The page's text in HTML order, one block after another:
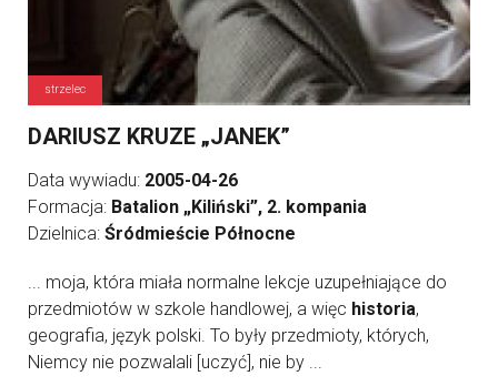
strzelec
DARIUSZ KRUZE „JANEK”
Data wywiadu: 2005-04-26
Formacja: Batalion „Kiliński”, 2. kompania
Dzielnica: Śródmieście Północne
... moja, która miała normalne lekcje uzupełniające do
przedmiotów w szkole handlowej, a więc historia,
geografia, język polski. To były przedmioty, których,
Niemcy nie pozwalali [uczyć], nie by ...